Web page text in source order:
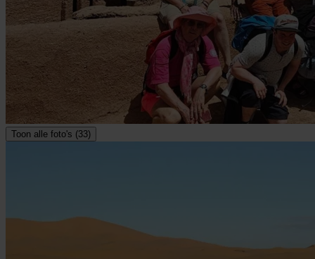
Toon alle foto's (33)